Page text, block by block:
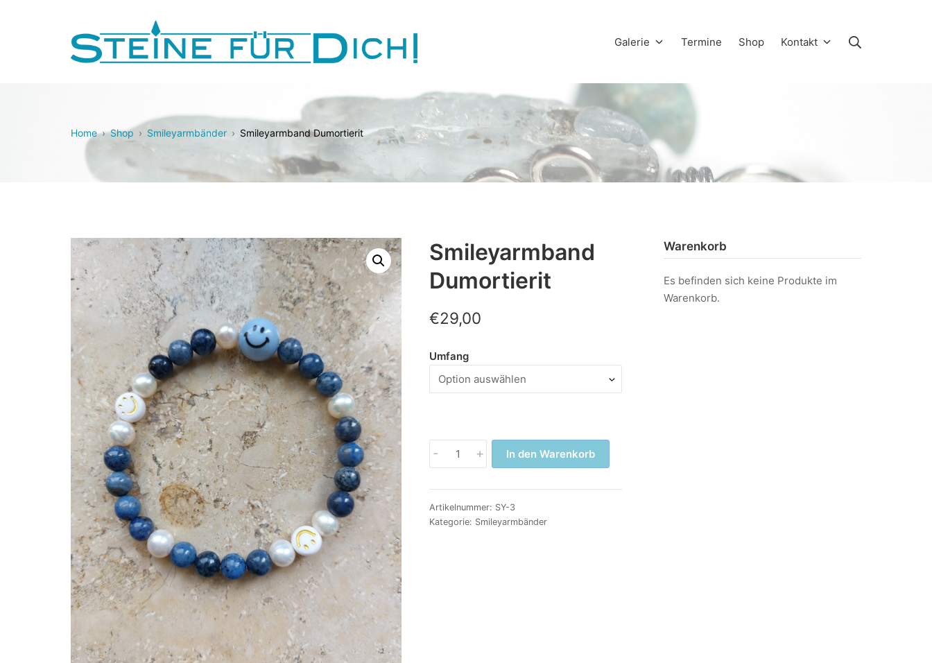
Galerie Termine Shop Kontakt
Home Shop Smileyarmbänder Smileyarmband Dumortierit
Smileyarmband
Dumortierit
€29,00
Umfang
Smileyarmband
Dumortierit
- + In den Warenkorb
Artikelnummer: SY-3
Kategorie: Smileyarmbänder
Warenkorb
Es befinden sich keine Produkte im
Warenkorb.